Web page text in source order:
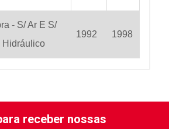
- S/ Ar E S/
Hidráulico
1992 1998
receber nossas